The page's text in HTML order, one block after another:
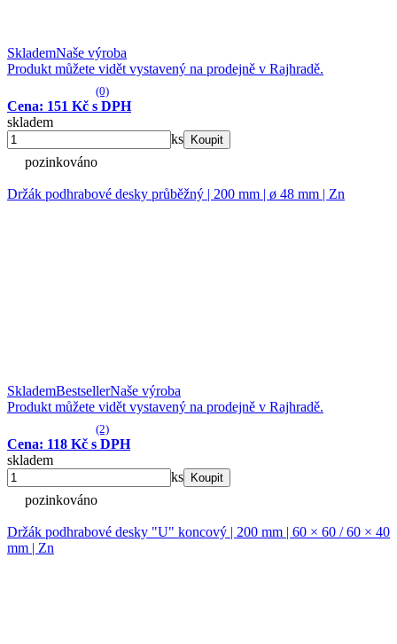
SklademNaše výroba
Produkt můžete vidět vystavený na prodejně v Rajhradě.
(0)
Cena: 151 Kč s DPH
skladem
ks
Koupit
pozinkováno
Držák podhrabové desky průběžný | 200 mm | ø 48 mm | Zn
SklademBestsellerNaše výroba
Produkt můžete vidět vystavený na prodejně v Rajhradě.
(2)
Cena: 118 Kč s DPH
skladem
ks
Koupit
pozinkováno
Držák podhrabové desky "U" koncový | 200 mm | 60 × 60 / 60 × 40
mm | Zn